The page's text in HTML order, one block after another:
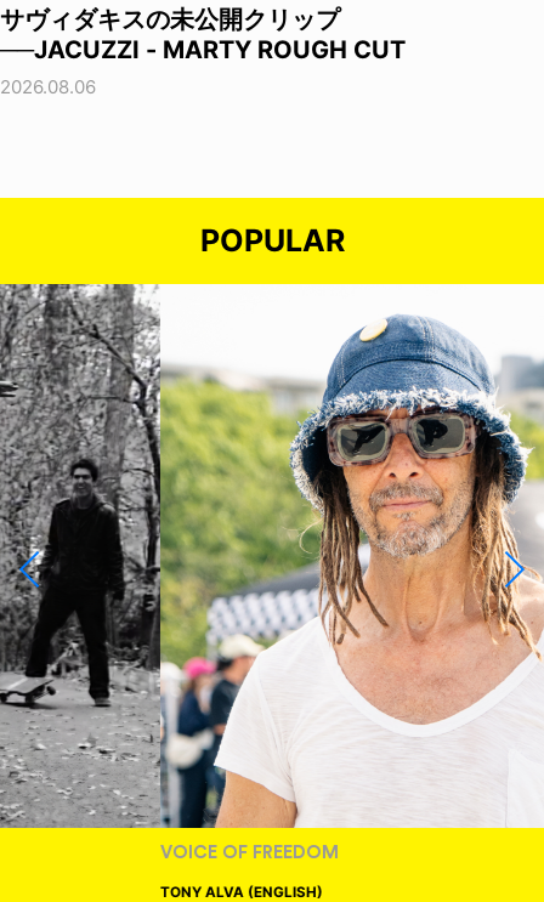
サヴィダキスの未公開クリップ
──JACUZZI - MARTY ROUGH CUT
2026.08.06
POPULAR
VOICE OF FREEDOM
TONY ALVA (ENGLISH)